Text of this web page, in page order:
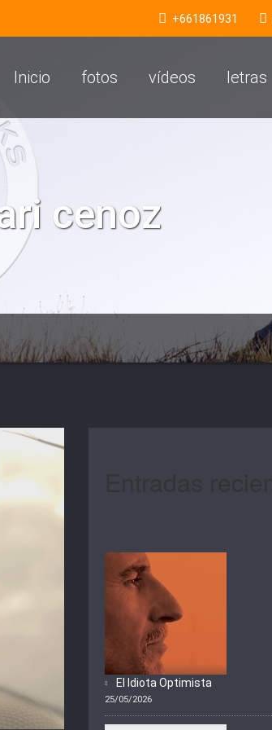
+661861931
Inicio fotos vídeos letras
cenoz
El Idiota Optimista
25/05/2026